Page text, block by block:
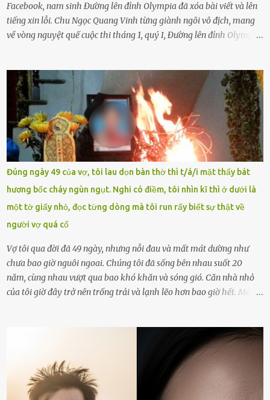
Facebook, nam sinh Đường lên đỉnh Olympia đã xóa bài viết và lên
tiếng xin lỗi. Chu Ngọc Quang Vinh từng giành ngôi vô địch, mang
về vòng nguyệt quế cuộc thi tháng 1, quý I, Đường lên đỉnh Olympia.
chưa phù hợp, gây xôn xao, bức xúc trong dư luận. Ngay sau đó,
Trường THPT Chuyên Nguyễn Tất Thành báo cáo xác nhận tài
khoản Chu Vinh là của học sinh Chu Ngọc Quang Vinh, lớp 12 Anh
của nhà trường. Nam sinh này từng giành ngôi vô địch, mang về
vòng nguyệt quế cuộc thi tháng 1, quý I, Đường lên đỉnh Olympia
năm thứ 24. Quá trình giáo dục, học sinh Chu Ngọc Quang Vinh đã
nhận thức được nội dung bài viết của bản thân trên mạng xã hội
ngày 1.9 là chưa phù hợp nên đã chủ động gỡ bài viết và đăng bài
xin lỗi trên trang Facebook cá nhân. Chu Ngọc Quang Vinh làm việc
với cơ quan chức năng. Ảnh: Đơn vị cung...
Đúng ngày 49 của vợ, tôi lau dọn bàn thờ thì t/á/i mặt thấy bát
hương bốc cháy ngùn ngụt. Nghi có điềm, tôi nhìn kĩ thì ở dưới là
một tờ giấy nhỏ, đọc từng dòng mà tôi run rẩy biết sự thật về
người vợ quá cố
Vợ tôi qua đời đã 49 ngày, nhưng nỗi đau và mất mát dường như
chưa bao giờ nguôi ngoai. Chúng tôi đã sống bên nhau suốt 20
năm, cùng nhau vượt qua bao khó khăn và sóng gió. Căn nhà nhỏ
của tôi giờ đây trở nên trống trải và lạnh lẽo hơn bao giờ hết. Mỗi
rơi vào khoảng trống vô tận, chẳng còn muốn làm gì ngoài việc
ngồi lặng lẽ nhớ về cô ấy. Nhưng cuộc sống không cho phép tôi mãi
chìm đắm trong đau khổ. Họ hàng, bạn bè và những người thân
thiết đã đến bên, giúp tôi tổ chức tang lễ chu toàn. Và hôm nay là
ngày giỗ đầu tiên của vợ, 49 ngày sau khi cô ấy rời xa tôi mãi